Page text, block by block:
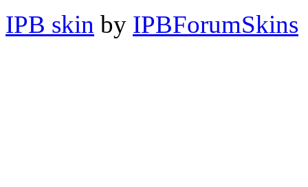
IPB skin by IPBForumSkins